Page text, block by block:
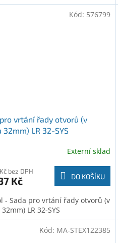
vrtání řady otvorů (v
32mm) LR 32-SYS
Externí sklad
bez DPH
Kč DO KOŠÍKU
- Sada pro vrtání řady otvorů (v
LR 32-SYS
Kód: 576799
Kód: MA-STEX122385